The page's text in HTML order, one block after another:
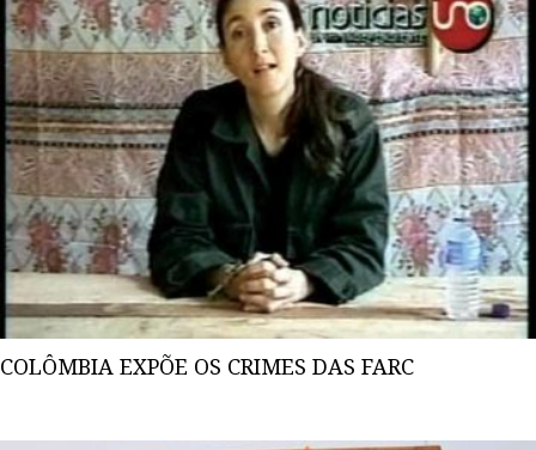
COLÔMBIA EXPÕE OS CRIMES DAS FARC